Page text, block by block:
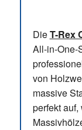
DieT-Rex
All-in-One-
von
massive
perfekt